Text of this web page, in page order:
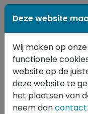
Deze website
Wij maken op
functionele
website op de
deze website te
het plaatsen van
neem dancontact